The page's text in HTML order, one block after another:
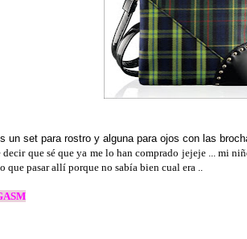
un set para rostro y alguna para ojos con las
decir que sé que ya me lo han comprado jejeje ... mi
que pasar allí porque no sabía bien cual era ..